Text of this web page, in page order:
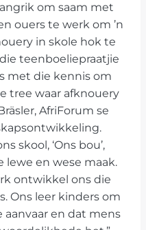
om saam met
ouers te werk om ’n
in skole hok te
teenboeliepraatjie
met die kennis om
tree waar afknouery
AfriForum se
skool, ‘Ons bou’,
lewe en wese maak.
ontwikkel ons die
Ons leer kinders om
en dat mens